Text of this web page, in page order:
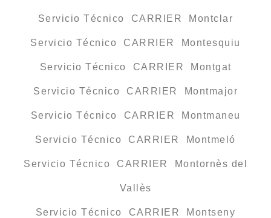
Servicio Técnico CARRIER Montclar
Servicio Técnico CARRIER Montesquiu
Servicio Técnico CARRIER Montgat
Servicio Técnico CARRIER Montmajor
Servicio Técnico CARRIER Montmaneu
Servicio Técnico CARRIER Montmeló
Servicio Técnico CARRIER Montornès del
Vallès
Servicio Técnico CARRIER Montseny